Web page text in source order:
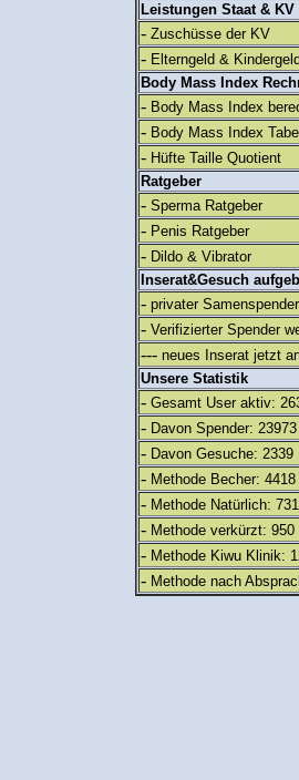
Leistungen Staat & KV
- Zuschüsse der KV
- Elterngeld & Kindergeld
Body Mass Index
- Body Mass Index
- Body Mass Index
- Hüfte Taille Quotient
Ratgeber
- Sperma Ratgeber
- Penis Ratgeber
- Dildo & Vibrator
Inserat&Gesuch
- privater
- Verifizierter Spender
--- neues Inserat jetzt
Unsere Statistik
- Gesamt User aktiv:
- Davon Spender: 23973
- Davon Gesuche: 2339
- Methode Becher: 4418
- Methode Natürlich:
- Methode verkürzt: 950
- Methode Kiwu Klinik:
- Methode nach